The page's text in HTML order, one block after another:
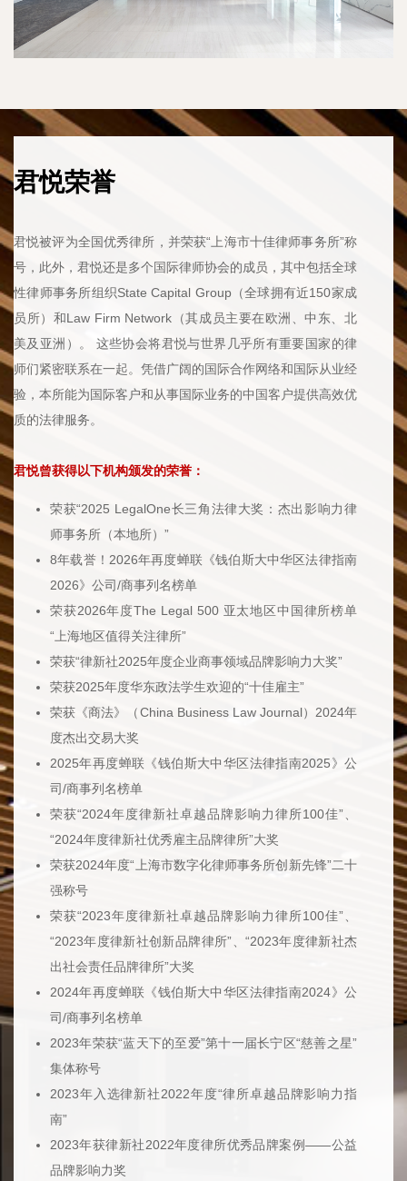
君悦荣誉
君悦被评为全国优秀律所，并荣获“上海市十佳律师事务所”称
号，此外，君悦还是多个国际律师协会的成员，其中包括全球
性律师事务所组织State Capital Group（全球拥有近150家成
员所）和Law Firm Network（其成员主要在欧洲、中东、北
美及亚洲）。 这些协会将君悦与世界几乎所有重要国家的律
师们紧密联系在一起。凭借广阔的国际合作网络和国际从业经
验，本所能为国际客户和从事国际业务的中国客户提供高效优
质的法律服务。
君悦曾获得以下机构颁发的荣誉：
荣获“2025 LegalOne长三角法律大奖：杰出影响力律
师事务所（本地所）”
8年载誉！2026年再度蝉联《钱伯斯大中华区法律指南
2026》公司/商事列名榜单
荣获2026年度The Legal 500 亚太地区中国律所榜单
“上海地区值得关注律所”
荣获“律新社2025年度企业商事领域品牌影响力大奖”
荣获2025年度华东政法学生欢迎的“十佳雇主”
荣获《商法》（China Business Law Journal）2024年
度杰出交易大奖
2025年再度蝉联 《钱伯斯大中华区法律指南2025》公
司/商事列名榜单
荣获“2024年度律新社卓越品牌影响力律所100佳”、
“2024年度律新社优秀雇主品牌律所”大奖
荣获2024年度“上海市数字化律师事务所创新先锋”二十
强称号
荣获“2023年度律新社卓越品牌影响力律所100佳”、
“2023年度律新社创新品牌律所”、“2023年度律新社杰
出社会责任品牌律所”大奖
2024年再度蝉联《钱伯斯大中华区法律指南2024》公
司/商事列名榜单
2023年荣获“蓝天下的至爱”第十一届长宁区“慈善之星”
集体称号
2023年入选律新社2022年度“律所卓越品牌影响力指
南”
2023年获律新社2022年度律所优秀品牌案例——公益
品牌影响力奖